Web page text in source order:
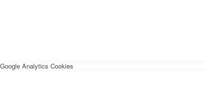
Google Analytics Cookies